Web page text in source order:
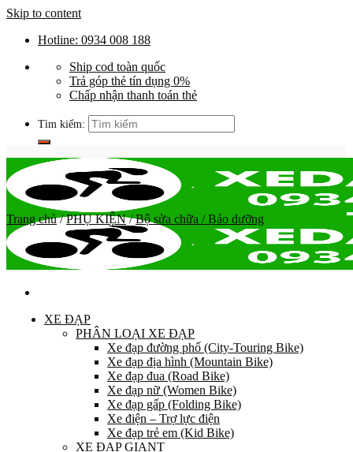
Skip to content
Hotline: 0934 008 188
Ship cod toàn quốc
Trả góp thẻ tín dụng 0%
Chấp nhận thanh toán thẻ
Tìm kiếm:
XE ĐẠP
PHÂN LOẠI XE ĐẠP
Xe đạp đường phố (City-Touring Bike)
Xe đạp địa hình (Mountain Bike)
Xe đạp đua (Road Bike)
Xe đạp nữ (Women Bike)
Xe đạp gấp (Folding Bike)
Xe điện – Trợ lực điện
Xe đạp trẻ em (Kid Bike)
XE ĐẠP GIANT
Trang chủ / PHỤ KIỆN / Bộ sửa chữa / Bảo dưỡng